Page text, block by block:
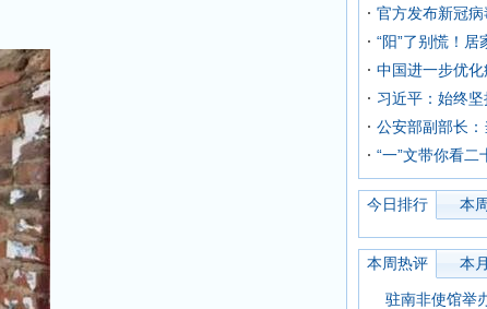
官方发布新冠病
“阳”了别慌！居
中国进一步优
习近平：始终
公安部副部长
“一”文带你看二
今日排行 本周
本周热评 本月
驻南非使馆举